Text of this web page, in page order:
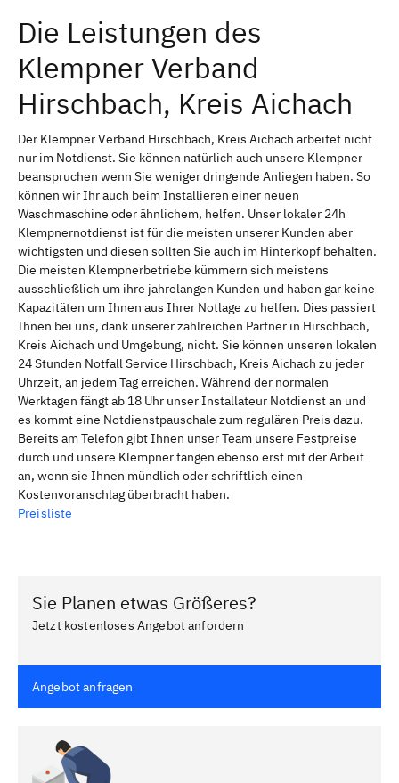
Die Leistungen des
Klempner Verband
Hirschbach, Kreis Aichach
Der Klempner Verband Hirschbach, Kreis Aichach arbeitet nicht
nur im Notdienst. Sie können natürlich auch unsere Klempner
beanspruchen wenn Sie weniger dringende Anliegen haben. So
können wir Ihr auch beim Installieren einer neuen
Waschmaschine oder ähnlichem, helfen. Unser lokaler 24h
Klempnernotdienst ist für die meisten unserer Kunden aber
wichtigsten und diesen sollten Sie auch im Hinterkopf behalten.
Die meisten Klempnerbetriebe kümmern sich meistens
ausschließlich um ihre jahrelangen Kunden und haben gar keine
Kapazitäten um Ihnen aus Ihrer Notlage zu helfen. Dies passiert
Ihnen bei uns, dank unserer zahlreichen Partner in Hirschbach,
Kreis Aichach und Umgebung, nicht. Sie können unseren lokalen
24 Stunden Notfall Service Hirschbach, Kreis Aichach zu jeder
Uhrzeit, an jedem Tag erreichen. Während der normalen
Werktagen fängt ab 18 Uhr unser Installateur Notdienst an und
es kommt eine Notdienstpauschale zum regulären Preis dazu.
Bereits am Telefon gibt Ihnen unser Team unsere Festpreise
durch und unsere Klempner fangen ebenso erst mit der Arbeit
an, wenn sie Ihnen mündlich oder schriftlich einen
Kostenvoranschlag überbracht haben.
Preisliste
Sie Planen etwas Größeres?
Jetzt kostenloses Angebot anfordern
Angebot anfragen